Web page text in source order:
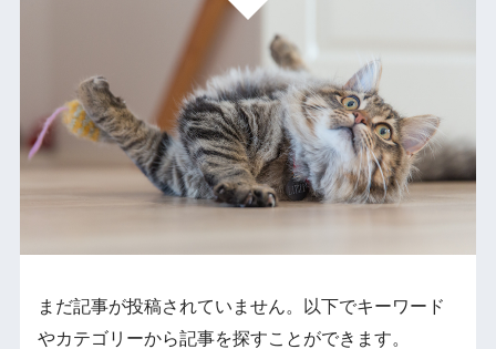
まだ記事が投稿されていません。以下でキーワード
やカテゴリーから記事を探すことができます。